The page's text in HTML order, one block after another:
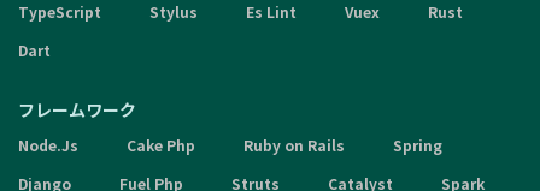
TypeScript
Stylus Es Lint Vuex
Rust
Dart
フレームワーク
Node.Js Cake Php Ruby on Rails
Spring
Django
Fuel Php Struts Catalyst
Spark